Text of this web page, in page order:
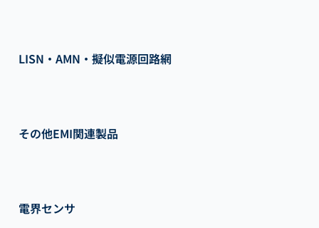
LISN・AMN・擬似電源回路網
その他EMI関連製品
電界センサ